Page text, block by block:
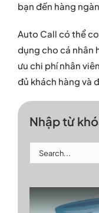
bạn đến hàng
Auto Call có thể
dụng cho cá nhân
ưu chi phí nhân
đủ khách hàng và
Nhập từ
Search
for: